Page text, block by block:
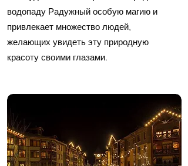
водопаду Радужный особую магию и
привлекает множество людей,
желающих увидеть эту природную
красоту своими глазами.